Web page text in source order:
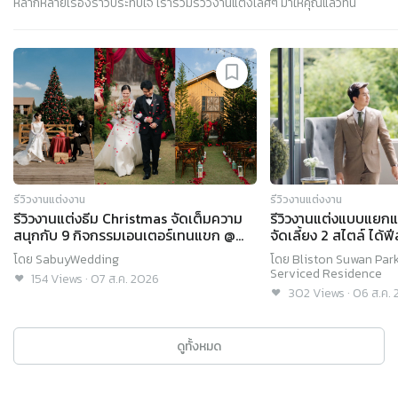
Slide 1 of 8
รีวิวงานแต่งงาน
รีวิวงานแต่งธีม Christmas จัดเต็มความ
สนุกกับ 9 กิจกรรมเอนเตอร์เทนแขก @
BARN KlongSuan
โดย SabuyWedding
154Views · 07 ส.ค. 2026
รีวิวงานแต่งงาน
รีวิวงานแต่งแบบแย
จัดเลี้ยง 2 สไตล์ ได้
Suwan Park View
Residence
โดย Bliston Suwan
Serviced Residence
302 Views · 06 ส.ค.
ดูทั้งหมด